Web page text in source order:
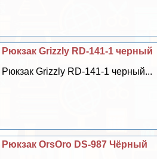
Рюкзак Grizzly RD-141-1 черный
Рюкзак Grizzly RD-141-1 черный...
Рюкзак OrsOro DS-987 Чёрный